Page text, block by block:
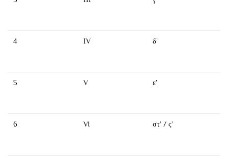
4 ΙV δ’
5 V ε’
6 VI στ’ / ς’